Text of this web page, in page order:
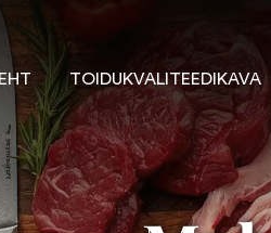
TOIDUKVALITEEDIKAVA